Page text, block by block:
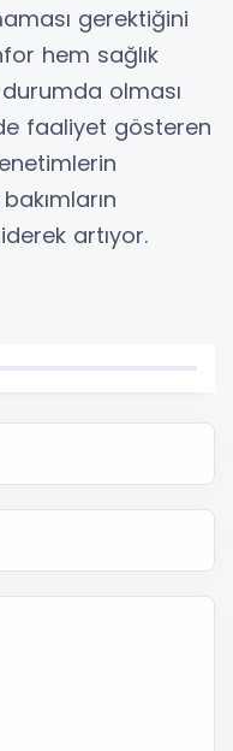
gerektiğini
hem sağlık
durumda olması
faaliyet gösteren
artıyor.